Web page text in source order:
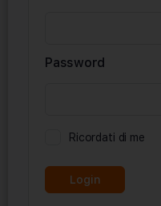
Password
Ricordati di me